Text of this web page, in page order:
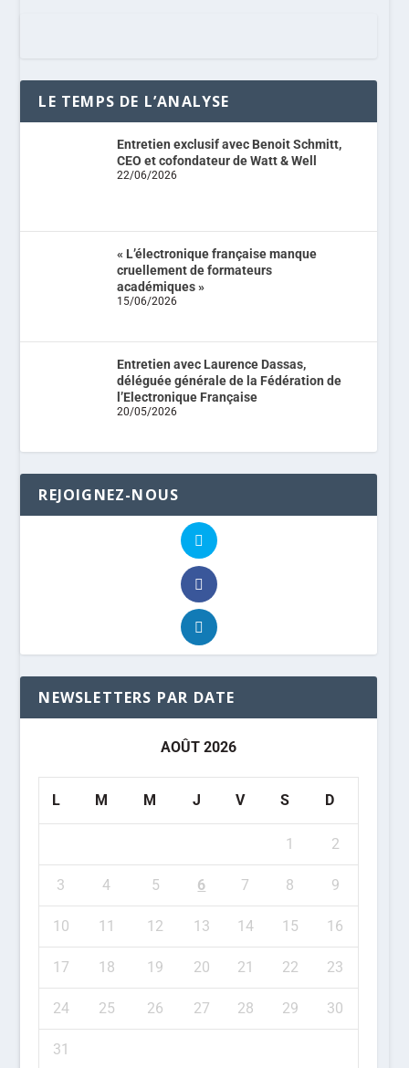
LE TEMPS DE L’ANALYSE
Entretien exclusif avec Benoit Schmitt,
CEO et cofondateur de Watt & Well
22/06/2026
« L’électronique française manque
cruellement de formateurs
académiques »
15/06/2026
Entretien avec Laurence Dassas,
déléguée générale de la Fédération de
l’Electronique Française
20/05/2026
REJOIGNEZ-NOUS
NEWSLETTERS PAR DATE
AOÛT 2026
L M M J V S D
1 2
3 4 5 6 7 8 9
10 11 12 13 14 15 16
17 18 19 20 21 22 23
24 25 26 27 28 29 30
31